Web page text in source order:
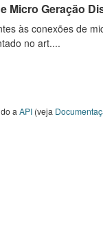
Micro Geração
às conexões de
no art....
a API(veja